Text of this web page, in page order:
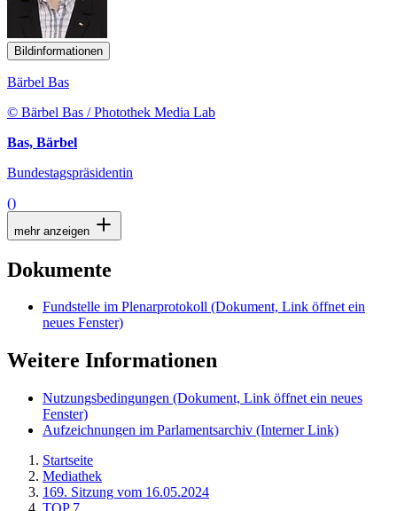
Bildinformationen
Bärbel Bas
© Bärbel Bas / Photothek Media Lab
Bas, Bärbel
Bundestagspräsidentin
()
mehr anzeigen
Dokumente
Fundstelle im Plenarprotokoll (Dokument, Link öffnet ein
neues Fenster)
Weitere Informationen
Nutzungsbedingungen (Dokument, Link öffnet ein neues
Fenster)
Aufzeichnungen im Parlamentsarchiv (Interner Link)
Startseite
Mediathek
169. Sitzung vom 16.05.2024